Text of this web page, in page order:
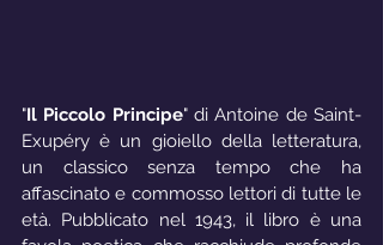
"Il Piccolo Principe" di Antoine de Saint-
Exupéry è un gioiello della letteratura,
un classico senza tempo che ha
affascinato e commosso lettori di tutte le
età. Pubblicato nel 1943, il libro è una